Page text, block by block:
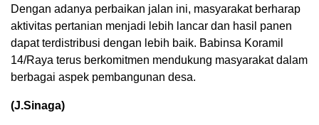
Dengan adanya perbaikan jalan ini, masyarakat berharap
aktivitas pertanian menjadi lebih lancar dan hasil panen
dapat terdistribusi dengan lebih baik. Babinsa Koramil
14/Raya terus berkomitmen mendukung masyarakat dalam
berbagai aspek pembangunan desa.
(J.Sinaga)